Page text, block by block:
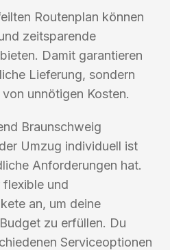
Routenplan können
zeitsparende
Damit garantieren
Lieferung, sondern
unnötigen Kosten.
Braunschweig
Umzug individuell ist
Anforderungen hat.
und
an, um deine
zu erfüllen. Du
Serviceoptionen